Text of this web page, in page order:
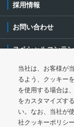
採用情報
新規ウィンドウを開
お問い合わせ
スペシャルコンテ
ご利用条件・ご注
ソーシャルメディア
特定個人情報等の基
当社は、お客様が
るよう、クッキー
を使用する場合は
をカスタマイズす
い。なお、当社が
社クッキーポリシ